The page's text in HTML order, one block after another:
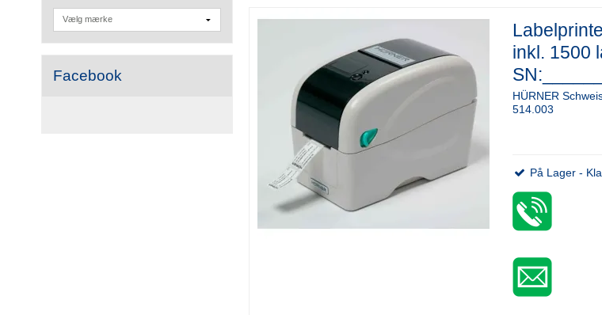
Facebook
inkl. 1500
HÜRNER
514.003
På Lager -